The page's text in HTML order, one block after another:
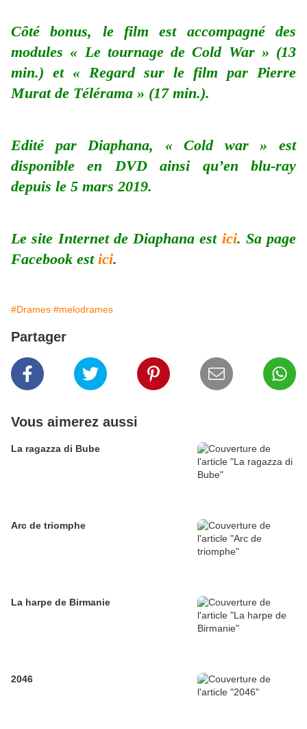
Côté bonus, le film est accompagné des
modules « Le tournage de Cold War » (13
min.) et « Regard sur le film par Pierre
Murat de Télérama » (17 min.).
Edité par Diaphana, « Cold war » est
disponible en DVD ainsi qu’en blu-ray
depuis le 5 mars 2019.
Le site Internet de Diaphana est ici. Sa page
Facebook est ici.
#Drames #melodrames
Partager
Vous aimerez aussi
La ragazza di Bube
Arc de triomphe
La harpe de Birmanie
2046